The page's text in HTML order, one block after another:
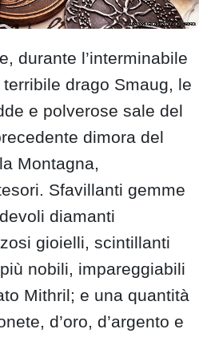
durante l’interminabile
drago Smaug, le
e polverose sale del
dimora del
Montagna,
Sfavillanti gemme
diamanti
gioielli, scintillanti
nobili, impareggiabili
Mithril; e una quantità
d’oro, d’argento e